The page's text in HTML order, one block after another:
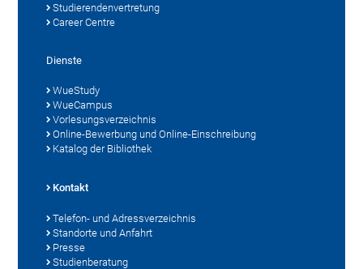
Studierendenvertretung
Career Centre
Dienste
WueStudy
WueCampus
Vorlesungsverzeichnis
Online-Bewerbung und Online-Einschreibung
Katalog der Bibliothek
Kontakt
Telefon- und Adressverzeichnis
Standorte und Anfahrt
Presse
Studienberatung